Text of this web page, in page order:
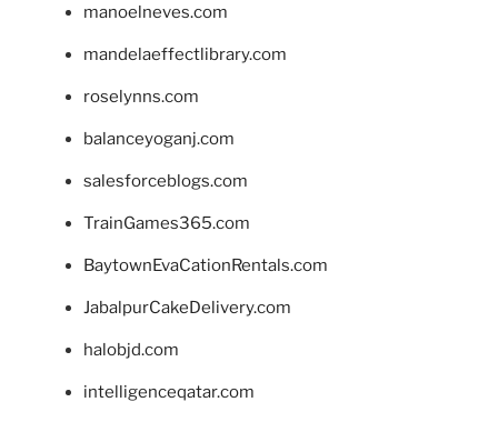
manoelneves.com
mandelaeffectlibrary.com
roselynns.com
balanceyoganj.com
salesforceblogs.com
TrainGames365.com
BaytownEvaCationRentals.com
JabalpurCakeDelivery.com
halobjd.com
intelligenceqatar.com